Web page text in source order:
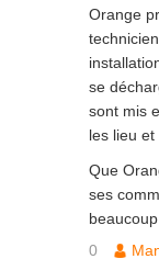
Orange
se
sont mis
les lieu et
Que
ses
0